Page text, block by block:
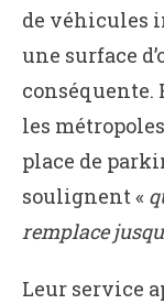
de véhicules
une surface
conséquente.
les
place de
soulignent «
remplace
Leur service